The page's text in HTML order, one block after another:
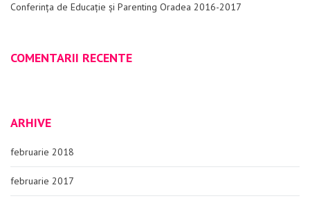
Conferința de Educație și Parenting Oradea 2016-2017
COMENTARII RECENTE
ARHIVE
februarie 2018
februarie 2017